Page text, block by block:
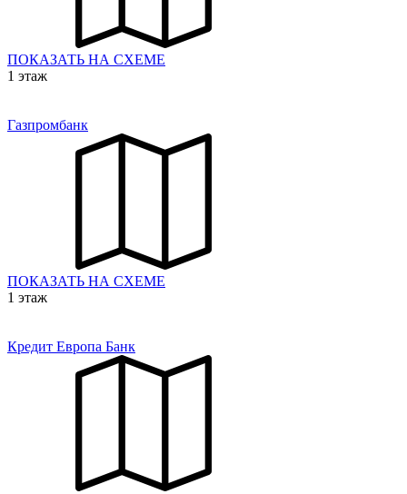
ПОКАЗАТЬ НА СХЕМЕ
1 этаж
Газпромбанк
ПОКАЗАТЬ НА СХЕМЕ
1 этаж
Кредит Европа Банк